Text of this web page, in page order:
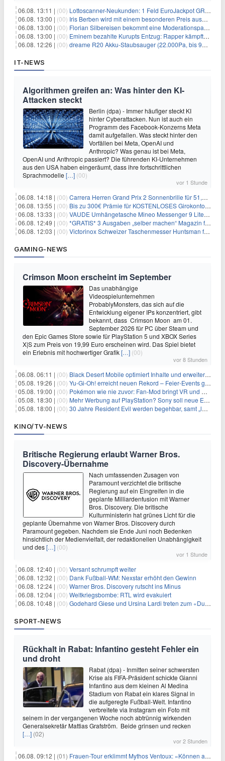
06.08. 13:11 | (00) Lottoscanner-Neukunden: 1 Feld EuroJackpot GRATIS spielen
06.08. 13:00 | (00) Iris Berben wird mit einem besonderen Preis ausgezeichnet
06.08. 13:00 | (00) Florian Silbereisen bekommt eine Moderationspartnerin
06.08. 13:00 | (00) Eminem bezahlte Kurupts Entzug: Rapper kämpfte gegen lebensbedrohliche Alkoholsucht
06.08. 12:26 | (00) dreame R20 Akku-Staubsauger (22.000Pa, bis 90 Min. Laufzeit) für 169€
IT-NEWS
Algorithmen greifen an: Was hinter den KI-
Attacken steckt
Berlin (dpa) - Immer häufiger steckt KI
hinter Cyberattacken. Nun ist auch ein
Programm des Facebook-Konzerns Meta
damit aufgefallen. Was steckt hinter den
Vorfällen bei Meta, OpenAI und
Anthropic? Was genau ist bei Meta,
OpenAI und Anthropic passiert? Die führenden KI-Unternehmen
aus den USA haben eingeräumt, dass ihre fortschrittlichen
Sprachmodelle […] (00)
vor 1 Stunde
06.08. 14:18 | (00) Carrera Herren Grand Prix 2 Sonnenbrille für 51,55€
06.08. 13:55 | (00) Bis zu 300€ Prämie für KOSTENLOSES Girokonto bei der Santander – 50€ schon nach 1 Woche!
06.08. 13:33 | (00) VAUDE Umhängetasche Mineo Messenger 9 Liter für 26,89€
06.08. 12:49 | (00) *GRATIS* 3 Ausgaben „selber machen“ Magazin für 0€ (statt 13,35€)
06.08. 12:03 | (00) Victorinox Schweizer Taschenmesser Huntsman für 32,99€
GAMING-NEWS
Crimson Moon erscheint im September
Das unabhängige
Videospielunternehmen
ProbablyMonsters, das sich auf die
Entwicklung eigener IPs konzentriert, gibt
bekannt, dass Crimson Moon am 01.
September 2026 für PC über Steam und
den Epic Games Store sowie für PlayStation 5 und XBOX Series
X|S zum Preis von 19,99 Euro erscheinen wird. Das Spiel bietet
ein Erlebnis mit hochwertiger Grafik[…] (00)
vor 8 Stunden
06.08. 06:11 | (00) Black Desert Mobile optimiert Inhalte und erweitert Treasure Access
05.08. 19:26 | (00) Yu‑Gi‑Oh! erreicht neuen Rekord – Feier‑Events gestartet
05.08. 19:00 | (00) Pokémon wie nie zuvor: Fan-Mod bringt VR und Ego-Perspektive nach Kanto
05.08. 18:30 | (00) Mehr Werbung auf PlayStation? Sony soll neue Einnahmequellen prüfen
05.08. 18:00 | (00) 30 Jahre Resident Evil werden begehbar, samt „lebensgroßem Leon“
KINO/TV-NEWS
Britische Regierung erlaubt Warner Bros.
Discovery-Übernahme
Nach umfassenden Zusagen von
Paramount verzichtet die britische
Regierung auf ein Eingreifen in die
geplante Milliardenfusion mit Warner
Bros. Discovery. Die britische
Kulturministerin hat grünes Licht für die
geplante Übernahme von Warner Bros. Discovery durch
Paramount gegeben. Nachdem sie Ende Juni noch Bedenken
hinsichtlich der Medienvielfalt, der redaktionellen Unabhängigkeit
und des[…] (00)
vor 1 Stunde
06.08. 12:40 | (00) Versant schrumpft weiter
06.08. 12:32 | (00) Dank Fußball-WM: Nexstar erhöht den Gewinn
06.08. 12:24 | (00) Warner Bros. Discovery rutscht ins Minus
06.08. 12:04 | (00) Weltkriegsbombe: RTL wird evakuiert
06.08. 10:48 | (00) Godehard Giese und Ursina Lardi treten zum «Duell» an
SPORT-NEWS
Rückhalt in Rabat: Infantino gesteht Fehler ein
und droht
Rabat (dpa) - Inmitten seiner schwersten
Krise als FIFA-Präsident schickte Gianni
Infantino aus dem kleinen Al Medina
Stadium von Rabat ein klares Signal in
die aufgeregte Fußball-Welt. Infantino
verbreitete via Instagram ein Foto mit
seinem in der vergangenen Woche noch abtrünnig wirkenden
Generalsekretär Mattias Grafström. Beide grinsen und recken
[…] (02)
vor 2 Stunden
06.08. 09:12 | (01) Frauen-Tour erklimmt Mythos Ventoux: «Können alles schaffen»